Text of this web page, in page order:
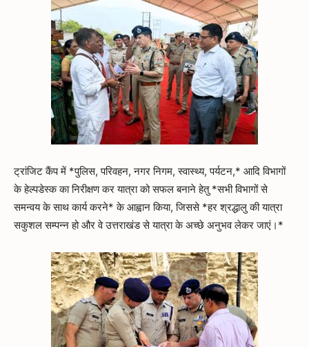
ट्रांजिट कैंप में *पुलिस, परिवहन, नगर निगम, स्वास्थ्य, पर्यटन,* आदि विभागों
के हेल्पडेस्क का निरीक्षण कर यात्रा को सफल बनाने हेतु *सभी विभागों से
समन्वय के साथ कार्य करने* के आह्वान किया, जिससे *हर श्रद्धालु की यात्रा
सकुशल सम्पन्न हो और वे उत्तराखंड से यात्रा के अच्छे अनुभव लेकर जाएं।*